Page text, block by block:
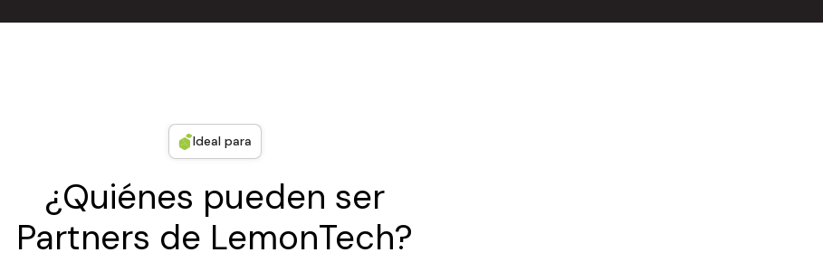
Ideal para
¿Quiénes pueden ser
Partners de LemonTech?